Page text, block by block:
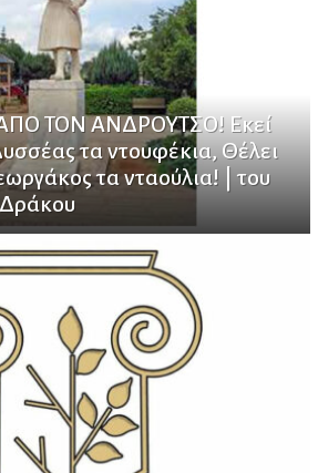
ΤΟΝ ΑΝΔΡΟΥΤΣΟ! Εκεί
τα ντουφέκια, Θέλει
τα νταούλια! | του